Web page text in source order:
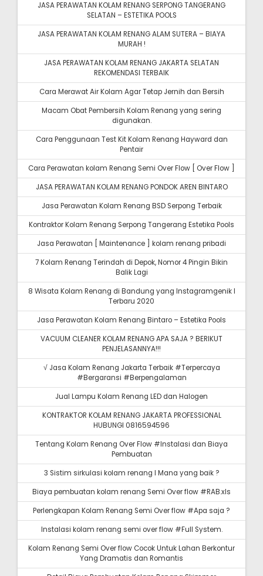
JASA PERAWATAN KOLAM RENANG SERPONG TANGERANG
SELATAN – ESTETIKA POOLS
JASA PERAWATAN KOLAM RENANG ALAM SUTERA – BIAYA
MURAH !
JASA PERAWATAN KOLAM RENANG JAKARTA SELATAN
REKOMENDASI TERBAIK
Cara Merawat Air Kolam Agar Tetap Jernih dan Bersih
Macam Obat Pembersih Kolam Renang yang sering
digunakan.
Cara Penggunaan Test Kit Kolam Renang Hayward dan
Pentair
Cara Perawatan kolam Renang Semi Over Flow [ Over Flow ]
JASA PERAWATAN KOLAM RENANG PONDOK AREN BINTARO
Jasa Perawatan Kolam Renang BSD Serpong Terbaik
Kontraktor Kolam Renang Serpong Tangerang Estetika Pools
Jasa Perawatan [ Maintenance ] kolam renang pribadi
7 Kolam Renang Terindah di Depok, Nomor 4 Pingin Bikin
Balik Lagi
8 Wisata Kolam Renang di Bandung yang Instagramgenik I
Terbaru 2020
Jasa Perawatan Kolam Renang Bintaro – Estetika Pools
VACUUM CLEANER KOLAM RENANG APA SAJA ? BERIKUT
PENJELASANNYA!!!
√ Jasa Kolam Renang Jakarta Terbaik #Terpercaya
#Bergaransi #Berpengalaman
Jual Lampu Kolam Renang LED dan Halogen
KONTRAKTOR KOLAM RENANG JAKARTA PROFESSIONAL
HUBUNGI 0816594596
Tentang Kolam Renang Over Flow #Instalasi dan Biaya
Pembuatan
3 Sistim sirkulasi kolam renang I Mana yang baik ?
Biaya pembuatan kolam renang Semi Over flow #RAB.xls
Perlengkapan Kolam Renang Semi Over flow #Apa saja ?
Instalasi kolam renang semi over flow #Full System.
Kolam Renang Semi Over flow Cocok Untuk Lahan Berkontur
Yang Dramatis dan Romantis